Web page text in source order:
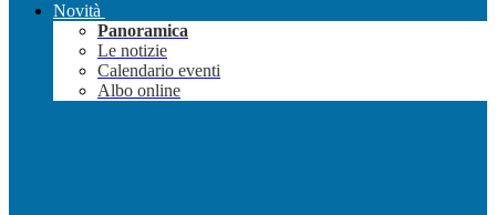
Novità
Panoramica
Le notizie
Calendario eventi
Albo online